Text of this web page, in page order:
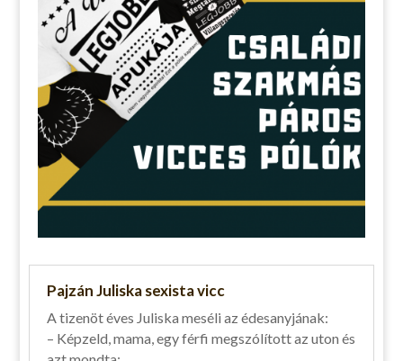
Pajzán Juliska sexista vicc
A tizenöt éves Juliska meséli az édesanyjának:
– Képzeld, mama, egy férfi megszólított az uton és